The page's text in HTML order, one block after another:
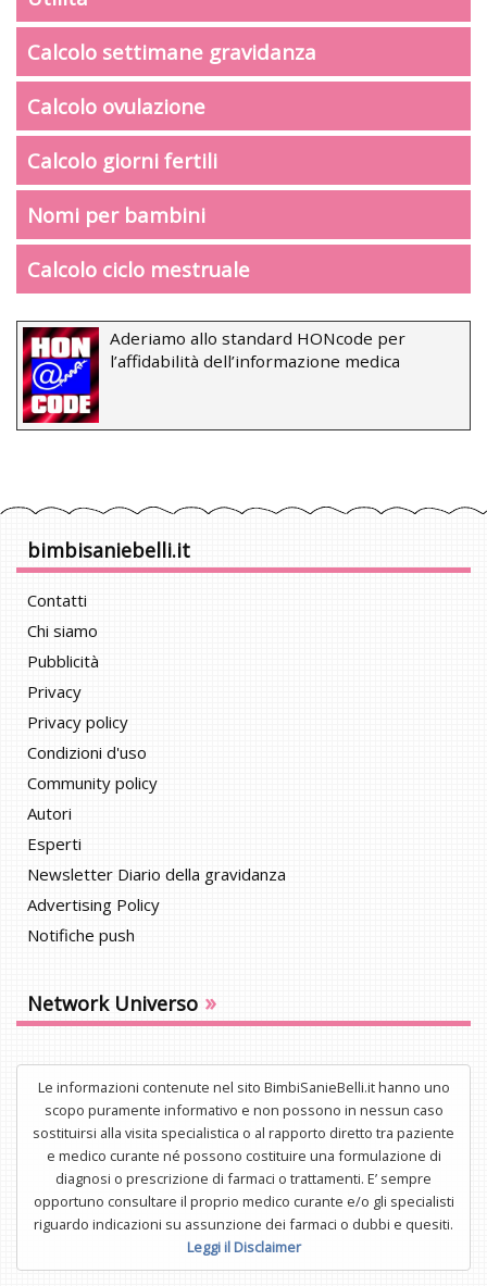
Calcolo settimane gravidanza
Calcolo ovulazione
Calcolo giorni fertili
Nomi per bambini
Calcolo ciclo mestruale
Aderiamo allo standard HONcode per
l’affidabilità dell’informazione medica
bimbisaniebelli.it
Contatti
Chi siamo
Pubblicità
Privacy
Privacy policy
Condizioni d'uso
Community policy
Autori
Esperti
Newsletter Diario della gravidanza
Advertising Policy
Notifiche push
Network Universo »
Le informazioni contenute nel sito BimbiSanieBelli.it hanno uno
scopo puramente informativo e non possono in nessun caso
sostituirsi alla visita specialistica o al rapporto diretto tra paziente
e medico curante né possono costituire una formulazione di
diagnosi o prescrizione di farmaci o trattamenti. E’ sempre
opportuno consultare il proprio medico curante e/o gli specialisti
riguardo indicazioni su assunzione dei farmaci o dubbi e quesiti.
Leggi il Disclaimer